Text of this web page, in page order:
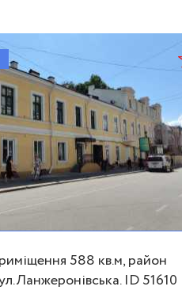
588 кв.м, район
ID 51610